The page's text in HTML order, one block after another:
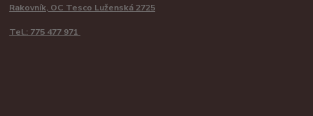
Rakovník, OC Tesco Luženská 2725
Tel.: 775 477 971